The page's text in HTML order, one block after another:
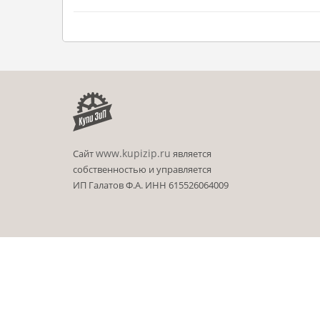
Сайтwww.kupizip.ru является
собственностью и управляется
ИП Галатов Ф.А. ИНН 615526064009